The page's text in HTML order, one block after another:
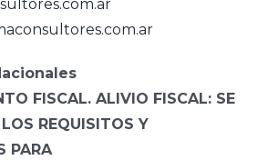
FISCAL. ALIVIO FISCAL: SE
REQUISITOS Y
PARA